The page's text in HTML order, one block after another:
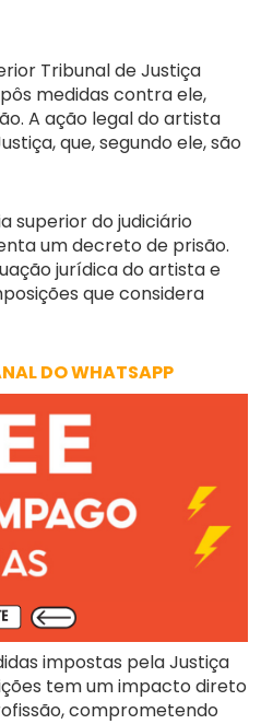
Tribunal de Justiça
medidas contra ele,
A ação legal do artista
que, segundo ele, são
superior do judiciário
um decreto de prisão.
jurídica do artista e
que considera
DO WHATSAPP
impostas pela Justiça
tem um impacto direto
comprometendo